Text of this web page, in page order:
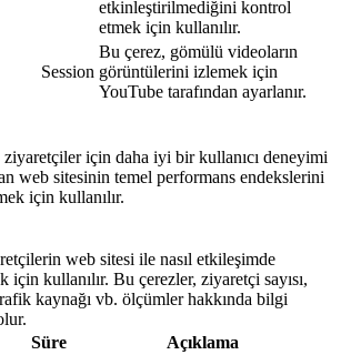
etkinleştirilmediğini kontrol
etmek için kullanılır.
Session
Bu çerez, gömülü videoların
görüntülerini izlemek için
YouTube tarafından ayarlanır.
için daha iyi bir kullanıcı deneyimi
web sitesinin temel performans endekslerini
için kullanılır.
web sitesi ile nasıl etkileşimde
için kullanılır. Bu çerezler, ziyaretçi sayısı,
kaynağı vb. ölçümler hakkında bilgi
Süre Açıklama